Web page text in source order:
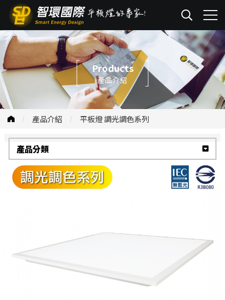
Products
產品介紹
產品介紹 平板燈 調光調色系列
產品分類